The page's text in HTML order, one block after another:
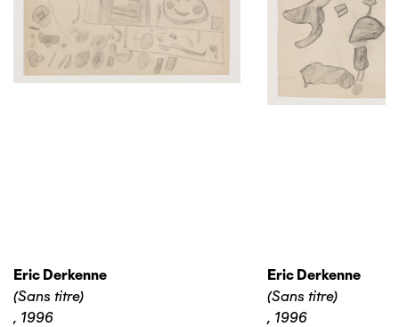
Eric Derkenne
(Sans titre)
, 1996
Eric Derkenne
(Sans titre)
, 1996